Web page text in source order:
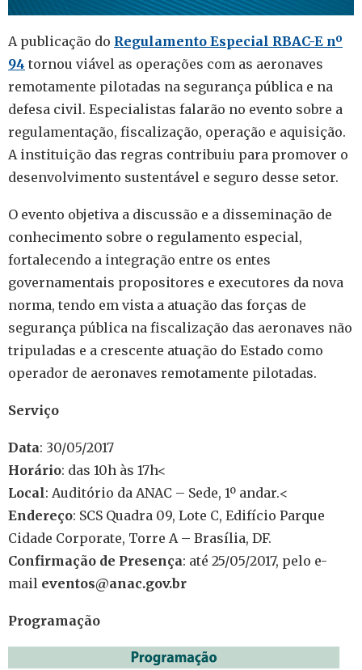
A publicação do Regulamento Especial RBAC-E nº
94 tornou viável as operações com as aeronaves
remotamente pilotadas na segurança pública e na
defesa civil. Especialistas falarão no evento sobre a
regulamentação, fiscalização, operação e aquisição.
A instituição das regras contribuiu para promover o
desenvolvimento sustentável e seguro desse setor.
O evento objetiva a discussão e a disseminação de
conhecimento sobre o regulamento especial,
fortalecendo a integração entre os entes
governamentais propositores e executores da nova
norma, tendo em vista a atuação das forças de
segurança pública na fiscalização das aeronaves não
tripuladas e a crescente atuação do Estado como
operador de aeronaves remotamente pilotadas.
Serviço
Data: 30/05/2017
Horário: das 10h às 17h<
Local: Auditório da ANAC – Sede, 1º andar.<
Endereço: SCS Quadra 09, Lote C, Edifício Parque
Cidade Corporate, Torre A – Brasília, DF.
Confirmação de Presença: até 25/05/2017, pelo e-
mail eventos@anac.gov.br
Programação